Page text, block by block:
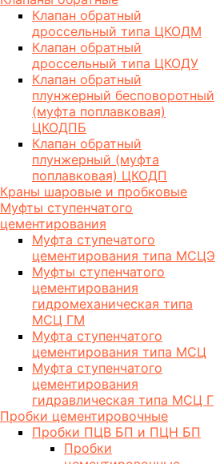
Клапан обратный
дроссельный типа ЦКОДМ
Клапан обратный
дроссельный типа ЦКОДУ
Клапан обратный
плунжерный бесповоротный
(муфта поплавковая)
ЦКОДПБ
Клапан обратный
плунжерный (муфта
поплавковая) ЦКОДП
Краны шаровые и пробковые
Муфты ступенчатого
цементирования
Муфта ступечатого
цементирования типа МСЦЭ
Муфты ступенчатого
цементирования
гидромеханическая типа
МСЦ ГМ
Муфта ступенчатого
цементирования типа МСЦ
Муфта ступенчатого
цементирования
гидравлическая типа МСЦ Г
Пробки цементировочные
Пробки ПЦВ БП и ПЦН БП
Пробки